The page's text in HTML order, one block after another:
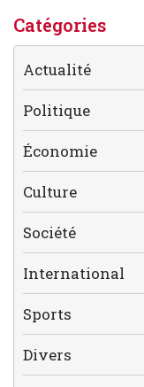
Catégories
Actualité
Politique
Économie
Culture
Société
International
Sports
Divers